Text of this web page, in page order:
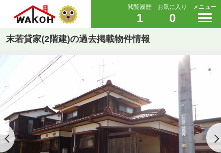
閲覧履歴
1
お気に入り
0
メニュー
末若貸家(2階建)の過去掲載物件情報